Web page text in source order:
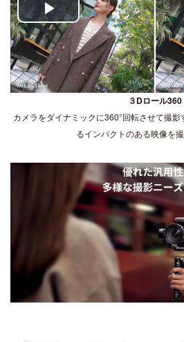
Play
Video
３Dロール360
カメラをダイナミックに360°回転させて撮
るインパクトのある映像を撮